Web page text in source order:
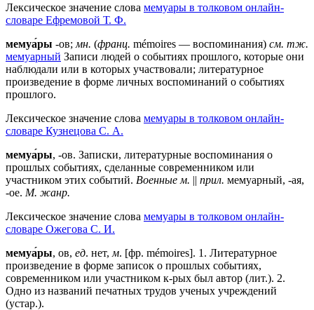
Лексическое значение слова мемуары в толковом онлайн-
словаре Ефремовой Т. Ф.
мемуа́ры -ов; мн. (франц. mémoires — воспоминания) см. тж.
мемуарный Записи людей о событиях прошлого, которые они
наблюдали или в которых участвовали; литературное
произведение в форме личных воспоминаний о событиях
прошлого.
Лексическое значение слова мемуары в толковом онлайн-
словаре Кузнецова С. А.
мемуа́ры, -ов. Записки, литературные воспоминания о
прошлых событиях, сделанные современником или
участником этих событий. Военные м. || прил. мемуарный, -ая,
-ое. М. жанр.
Лексическое значение слова мемуары в толковом онлайн-
словаре Ожегова C. И.
мемуа́ры, ов, ед. нет, м. [фр. mémoires]. 1 . Литературное
произведение в форме записок о прошлых событиях,
современником или участником к-рых был автор (лит.). 2.
Одно из названий печатных трудов ученых учреждений
(устар.).